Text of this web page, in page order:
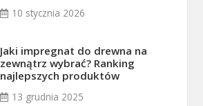
10 stycznia 2026
Jaki impregnat do drewna na
zewnątrz wybrać? Ranking
najlepszych produktów
13 grudnia 2025